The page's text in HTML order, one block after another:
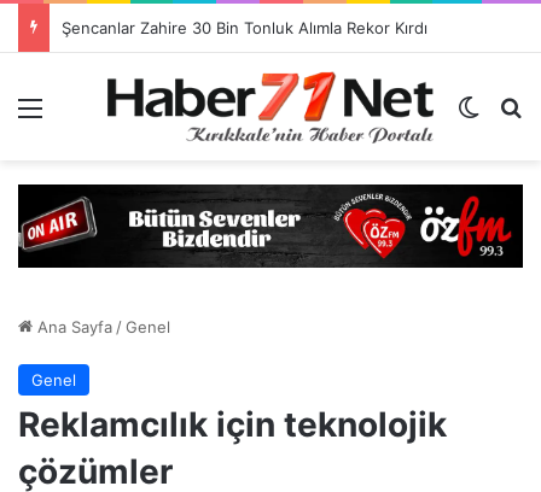
Dış
Ana Sayfa/Genel
Genel
Reklamcılık için teknolojik
çözümler